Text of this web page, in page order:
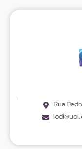
Rua